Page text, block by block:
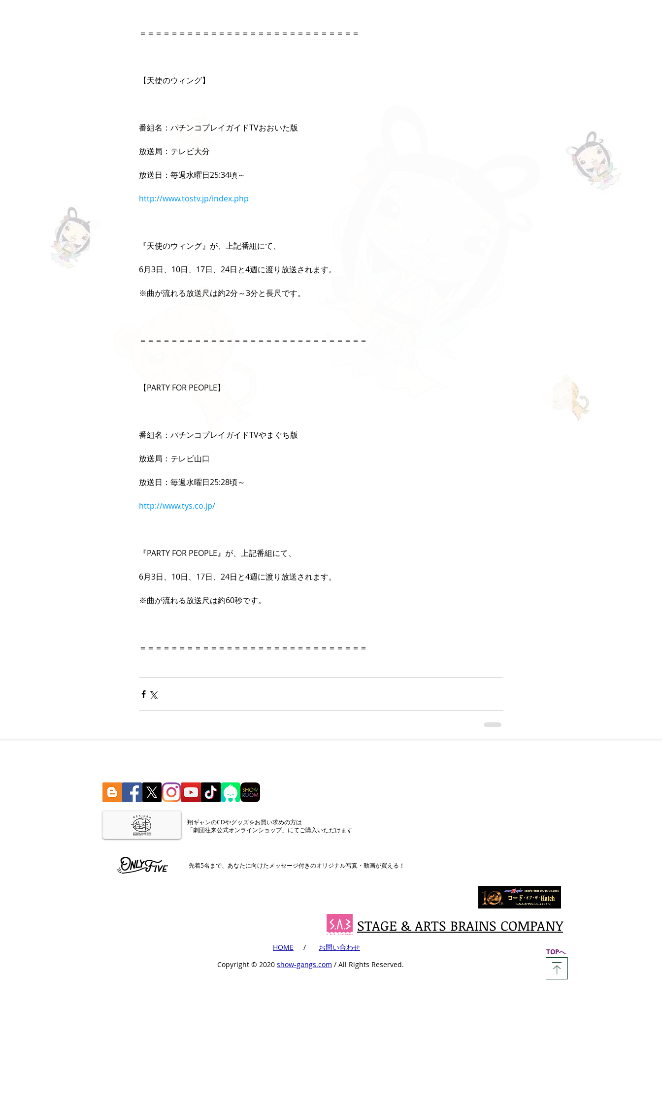
＝＝＝＝＝＝＝＝＝＝＝＝＝＝＝＝＝＝＝＝＝＝＝＝＝＝＝＝
【天使のウィング】
番組名：パチンコプレイガイドTVおおいた版
放送局：テレビ大分
放送日：毎週水曜日25:34頃～
http://www.tostv.jp/index.php
『天使のウィング』が、上記番組にて、
6月3日、10日、17日、24日と4週に渡り放送されます。
※曲が流れる放送尺は約2分～3分と長尺です。
＝＝＝＝＝＝＝＝＝＝＝＝＝＝＝＝＝＝＝＝＝＝＝＝＝＝＝＝＝
【PARTY FOR PEOPLE】
番組名：パチンコプレイガイドTVやまぐち版
放送局：テレビ山口
放送日：毎週水曜日25:28頃～
http://www.tys.co.jp/
『PARTY FOR PEOPLE』が、上記番組にて、
6月3日、10日、17日、24日と4週に渡り放送されます。
※曲が流れる放送尺は約60秒です。
＝＝＝＝＝＝＝＝＝＝＝＝＝＝＝＝＝＝＝＝＝＝＝＝＝＝＝＝＝
​翔ギャンのCDやグッズをお買い求めの方は
「劇団往来公式オンラインショップ」にてご購入いただけます
​先着5名まで、あなたに向けたメッセージ付きのオリジナル写真・動画が買える！
STAGE & ARTS BRAINS COMPANY
​HOME ​ /
​お問い合わせ
Copyright ©︎ 2020 show-gangs.com / All Rights Reserved.
​TOPへ